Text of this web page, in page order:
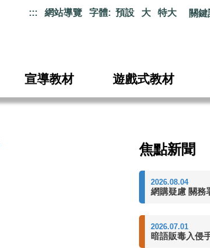
::: 網站導覽 字體: 預設 大 特大 關鍵
宣導教材 遊戲式教材
焦點新聞
2026.08.04
網購疑慮 關務
2026.07.01
暗語販毒入侵